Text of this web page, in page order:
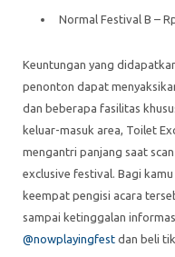
Normal Festival B –
Keuntungan yang
penonton dapat
dan beberapa fasilitas
keluar-masuk area, Toilet
mengantri panjang saat
exclusive festival. Bagi
keempat pengisi acara
sampai ketinggalan
@nowplayingfest dan beli